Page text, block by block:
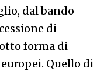
dal bando
di
forma di
Quello di